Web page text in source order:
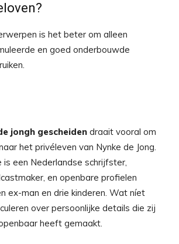
is het beter om alleen
en goed onderbouwde
jongh gescheiden draait vooral om
het privéleven van Nynke de Jong.
is een Nederlandse schrijfster,
en openbare profielen
ex-man en drie kinderen. Wat níet
over persoonlijke details die zij
heeft gemaakt.